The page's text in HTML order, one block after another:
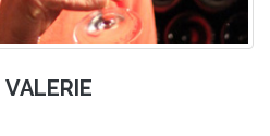
VALERIE